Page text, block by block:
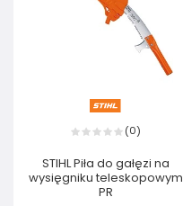
(0)
STIHL Piła do gałęzi na
wysięgniku teleskopowym
PR